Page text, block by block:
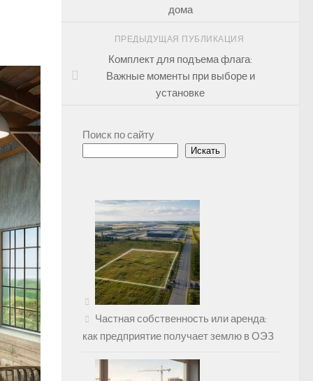
дома
ПРЕДЫДУЩАЯ ПУБЛИКАЦИЯ
Комплект для подъема флага:
Важные моменты при выборе и
установке
Поиск по сайту
Искать
Частная собственность или аренда:
как предприятие получает землю в ОЭЗ